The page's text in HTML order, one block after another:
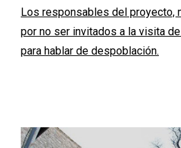
Los responsables del proyecto,
por no ser invitados a la visita
para hablar de despoblación.